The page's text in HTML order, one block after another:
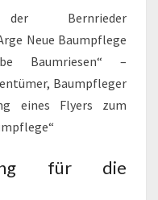
Bernrieder
Neue Baumpflege
Baumriesen“ –
Baumpfleger
eines Flyers zum
für die